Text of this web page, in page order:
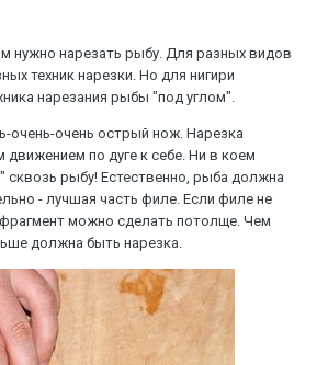
нужно нарезать рыбу. Для разных видов
техник нарезки. Но для нигири
нарезания рыбы "под углом".
очень-очень острый нож. Нарезка
движением по дуге к себе. Ни в коем
сквозь рыбу! Естественно, рыба должна
- лучшая часть филе. Если филе не
можно сделать потолще. Чем
должна быть нарезка.